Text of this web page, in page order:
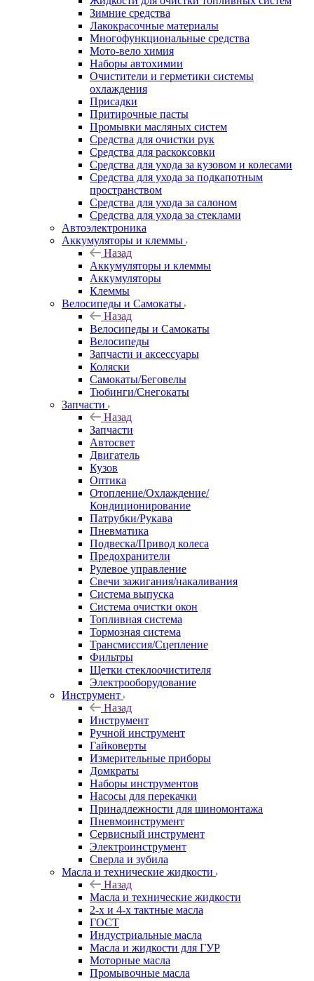
Зимние средства
Лакокрасочные материалы
Многофункциональные средства
Мото-вело химия
Наборы автохимии
Очистители и герметики системы
охлаждения
Присадки
Притирочные пасты
Промывки масляных систем
Средства для очистки рук
Средства для раскоксовки
Средства для ухода за кузовом и колесами
Средства для ухода за подкапотным
пространством
Средства для ухода за салоном
Средства для ухода за стеклами
Автоэлектроника
Аккумуляторы и клеммы
Назад
Аккумуляторы и клеммы
Аккумуляторы
Клеммы
Велосипеды и Самокаты
Назад
Велосипеды и Самокаты
Велосипеды
Запчасти и аксессуары
Коляски
Самокаты/Беговелы
Тюбинги/Снегокаты
Запчасти
Назад
Запчасти
Автосвет
Двигатель
Кузов
Оптика
Отопление/Охлаждение/
Кондиционирование
Патрубки/Рукава
Пневматика
Подвеска/Привод колеса
Предохранители
Рулевое управление
Свечи зажигания/накаливания
Система выпуска
Система очистки окон
Топливная система
Тормозная система
Трансмиссия/Сцепление
Фильтры
Щетки стеклоочистителя
Электрооборудование
Инструмент
Назад
Инструмент
Ручной инструмент
Гайковерты
Измерительные приборы
Домкраты
Наборы инструментов
Насосы для перекачки
Принадлежности для шиномонтажа
Пневмоинструмент
Сервисный инструмент
Электроинструмент
Сверла и зубила
Масла и технические жидкости
Назад
Масла и технические жидкости
2-х и 4-х тактные масла
ГОСТ
Индустриальные масла
Масла и жидкости для ГУР
Моторные масла
Промывочные масла